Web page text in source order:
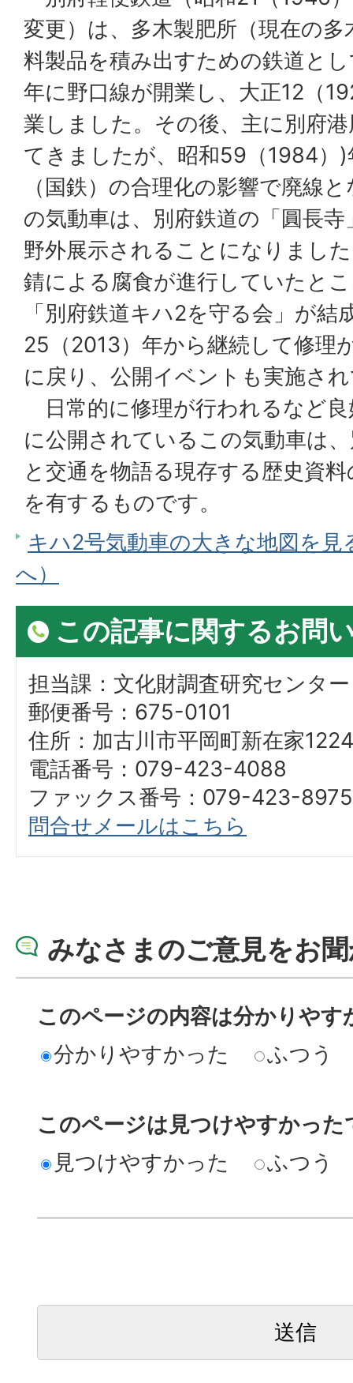
変更）は、多木製肥所（現在の
料製品を積み出すための鉄道と
年に野口線が開業し、大正12（
業しました。その後、主に別府
てきましたが、昭和59（1984）)
（国鉄）の合理化の影響で廃線
の気動車は、別府鉄道の「圓長
野外展示されることになりまし
錆による腐食が進行していたと
「別府鉄道キハ2を守る会」が結
25（2013）年から継続して修理
に戻り、公開イベントも実施さ
日常的に修理が行われるなど
に公開されているこの気動車は
と交通を物語る現存する歴史資
を有するものです。
キハ2号気動車の大きな地図を
へ）
この記事に関するお問
担当課：文化財調査研究センター
郵便番号：675-0101
住所：加古川市平岡町新在家
電話番号：079-423-4088
ファックス番号：079-423-8975
問合せメールはこちら
みなさまのご意見をお
このページの内容は分かりやす
分かりやすかった
ふつう
このページは見つけやすかった
見つけやすかった
ふつう